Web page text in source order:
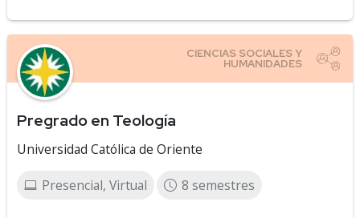
Pregrado en Teología
Universidad Católica de Oriente
Presencial, Virtual 8 semestres